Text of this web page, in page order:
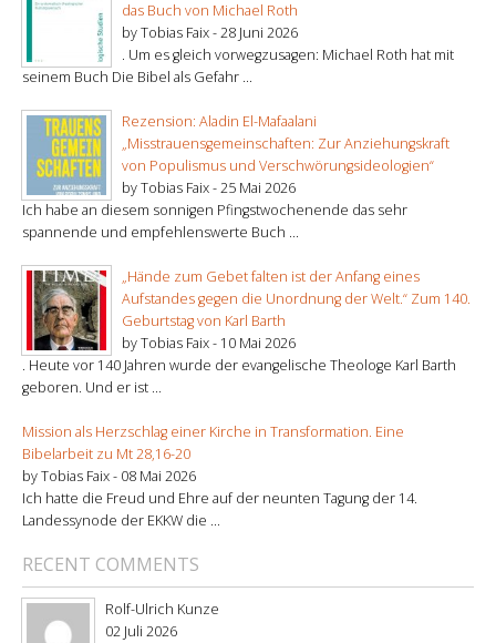
das Buch von Michael Roth
by Tobias Faix -28 Juni 2026
. Um es gleich vorwegzusagen: Michael Roth hat mit
seinem Buch Die Bibel als Gefahr ...
Rezension: Aladin El-Mafaalani
„Misstrauensgemeinschaften: Zur Anziehungskraft
von Populismus und Verschwörungsideologien“
by Tobias Faix -25 Mai 2026
Ich habe an diesem sonnigen Pfingstwochenende das sehr
spannende und empfehlenswerte Buch ...
„Hände zum Gebet falten ist der Anfang eines
Aufstandes gegen die Unordnung der Welt.“ Zum 140.
Geburtstag von Karl Barth
by Tobias Faix - 10 Mai 2026
. Heute vor 140 Jahren wurde der evangelische Theologe Karl Barth
geboren. Und er ist ...
Mission als Herzschlag einer Kirche in Transformation. Eine
Bibelarbeit zu Mt 28,16-20
by Tobias Faix - 08 Mai 2026
Ich hatte die Freud und Ehre auf der neunten Tagung der 14.
Landessynode der EKKW die ...
RECENT COMMENTS
Rolf-Ulrich Kunze
02 Juli 2026